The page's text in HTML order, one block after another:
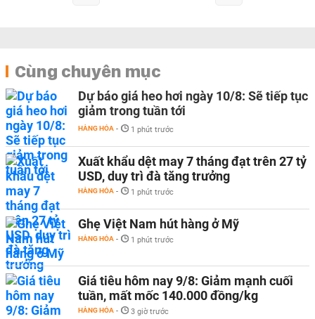
Cùng chuyên mục
Dự báo giá heo hơi ngày 10/8: Sẽ tiếp tục
giảm trong tuần tới
HÀNG HÓA - 1 phút trước
Xuất khẩu dệt may 7 tháng đạt trên 27 tỷ
USD, duy trì đà tăng trưởng
HÀNG HÓA - 1 phút trước
Ghẹ Việt Nam hút hàng ở Mỹ
HÀNG HÓA - 1 phút trước
Giá tiêu hôm nay 9/8: Giảm mạnh cuối
tuần, mất mốc 140.000 đồng/kg
HÀNG HÓA - 3 giờ trước